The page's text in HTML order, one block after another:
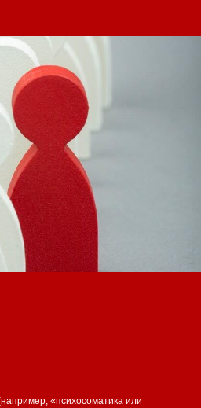
«психосоматика или